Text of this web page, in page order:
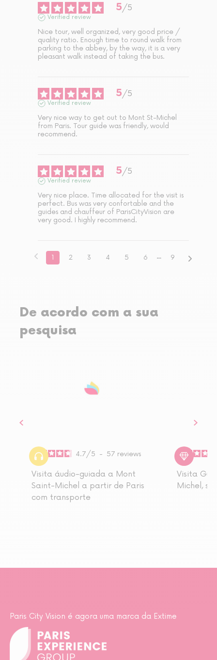
5/5
Verified review
Nice tour, well organized, very good price /
quality ratio. Enough time to round walk from
parking to the abbey, by the way, it is a very
pleasant walk instead of taking the bus.
5/5
Verified review
Very nice way to get out to Mont St-Michel
from Paris. Tour guide was friendly, would
recommend.
5/5
Verified review
Very nice place. Time allocated for the visit is
perfect. Bus was very confortable and the
guides and chauffeur of ParisCityVision are
very good. I highly recommend.
1 2 3 4 5 6 9
De acordo com a sua
pesquisa
4.7/5 - 57 reviews
Visita áudio-guiada a Mont
Saint-Michel a partir de Paris
com transporte
Visita
Michel,
Paris City Vision é agora uma marca da Extime